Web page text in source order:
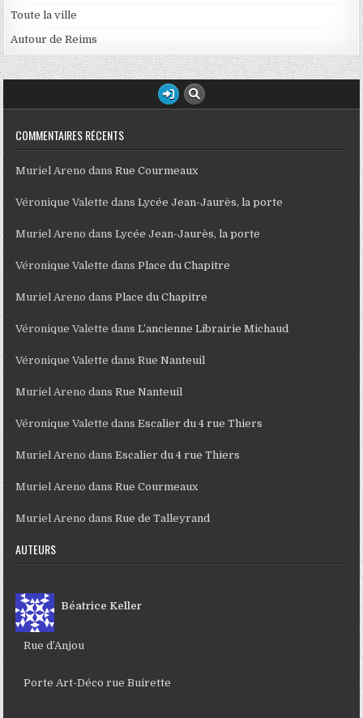
Toute la ville
Autour de Reims
COMMENTAIRES RÉCENTS
Muriel Areno dansRue Courmeaux
Véronique Valette dansLycée Jean-Jaurès, la porte
Muriel Areno dansLycée Jean-Jaurès, la porte
Véronique Valette dansPlace du Chapitre
Muriel Areno dansPlace du Chapitre
Véronique Valette dansL’ancienne Librairie Michaud
Véronique Valette dansRue Nanteuil
Muriel Areno dansRue Nanteuil
Véronique Valette dansEscalier du 4 rue Thiers
Muriel Areno dansEscalier du 4 rue Thiers
Muriel Areno dansRue Courmeaux
Muriel Areno dansRue de Talleyrand
AUTEURS
Béatrice Keller
Rue d’Anjou
Porte Art-Déco rue Buirette